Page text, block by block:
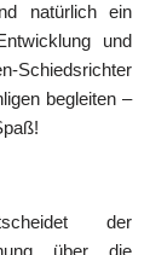
natürlich ein
und
Schiedsrichter
begleiten –
der
über die